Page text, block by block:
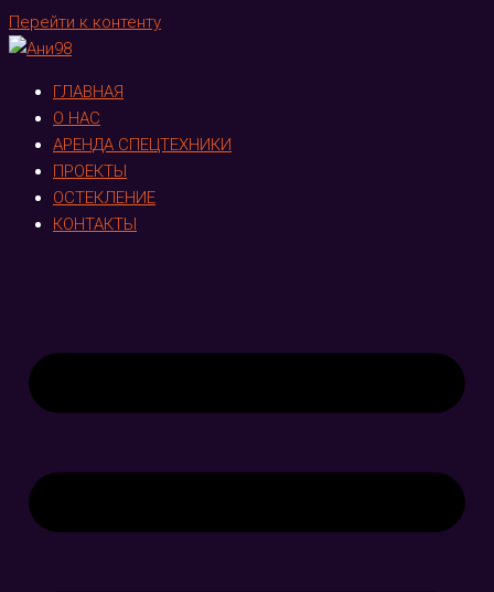
Перейти к контенту
ГЛАВНАЯ
О НАС
АРЕНДА СПЕЦТЕХНИКИ
ПРОЕКТЫ
ОСТЕКЛЕНИЕ
КОНТАКТЫ